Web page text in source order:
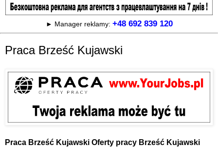
► Manager reklamy: +48 692 839 120
Praca Brześć Kujawski
Praca Brześć Kujawski Oferty pracy Brześć Kujawski